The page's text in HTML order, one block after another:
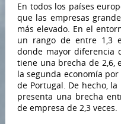
En todos los países
que las empresas
más elevado. En el
un rango de entre 1,3
donde mayor diferencia
tiene una brecha de 2,6,
la segunda economía
de Portugal. De hecho,
presenta una brecha
de empresa de 2,3 veces.